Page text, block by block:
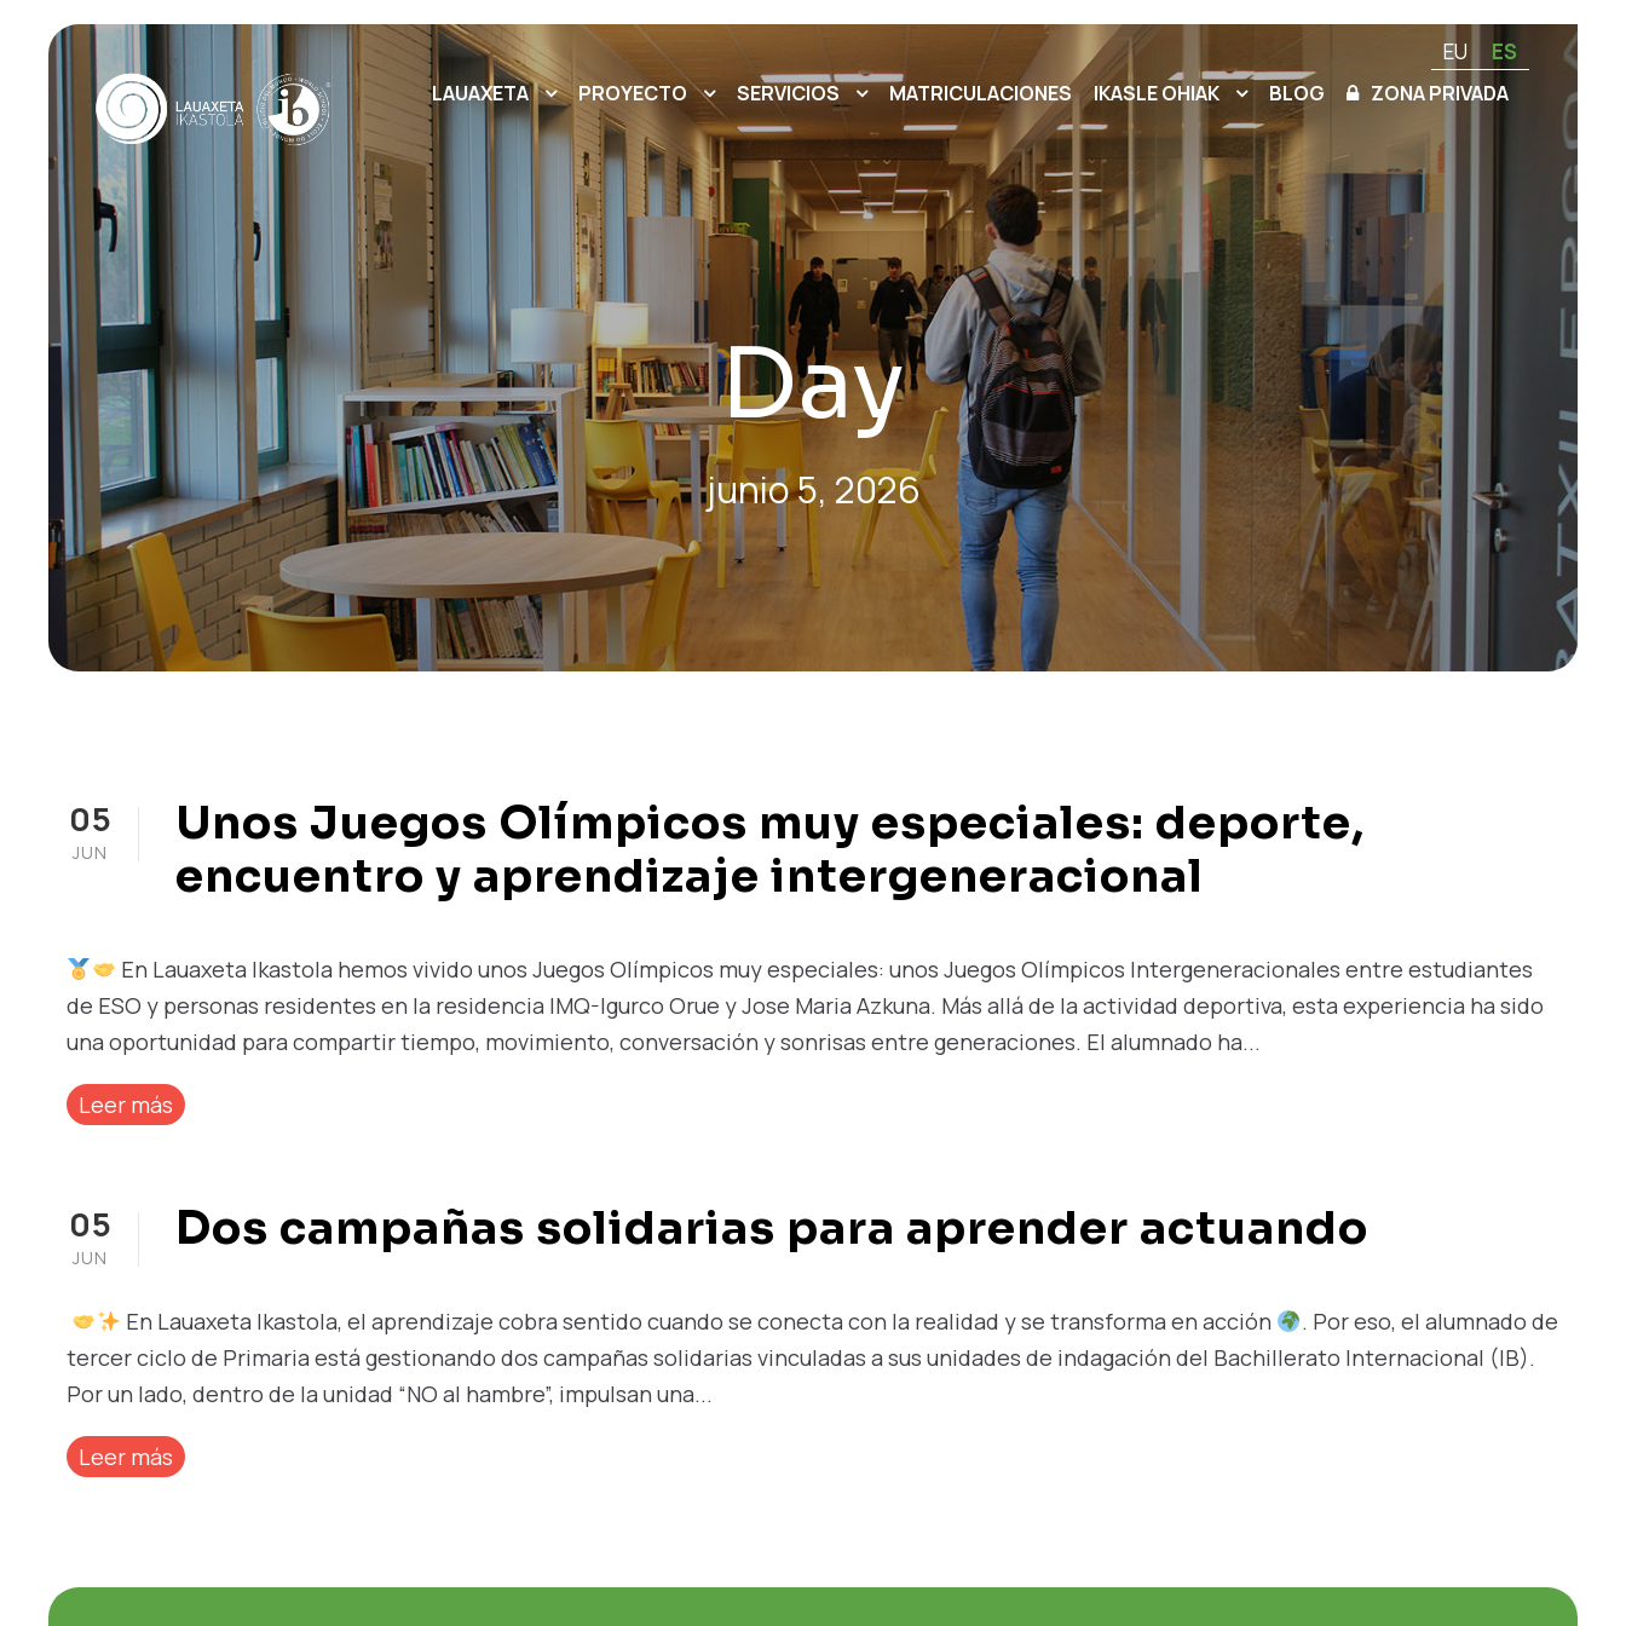
EU ES
LAUAXETA PROYECTO SERVICIOS MATRICULACIONES IKASLE OHIAK BLOG ZONA PRIVADA
Day
junio 5, 2026
05
JUN
Unos Juegos Olímpicos muy especiales: deporte,
encuentro y aprendizaje intergeneracional
En Lauaxeta Ikastola hemos vivido unos Juegos Olímpicos muy especiales: unos Juegos Olímpicos Intergeneracionales entre estudiantes
de ESO y personas residentes en la residencia IMQ-Igurco Orue y Jose Maria Azkuna. Más allá de la actividad deportiva, esta experiencia ha sido
una oportunidad para compartir tiempo, movimiento, conversación y sonrisas entre generaciones. El alumnado ha...
Leer más
05
JUN
Dos campañas solidarias para aprender actuando
En Lauaxeta Ikastola, el aprendizaje cobra sentido cuando se conecta con la realidad y se transforma en acción
. Por eso, el alumnado de
tercer ciclo de Primaria está gestionando dos campañas solidarias vinculadas a sus unidades de indagación del Bachillerato Internacional (IB).
Por un lado, dentro de la unidad “NO al hambre”, impulsan una...
Leer más